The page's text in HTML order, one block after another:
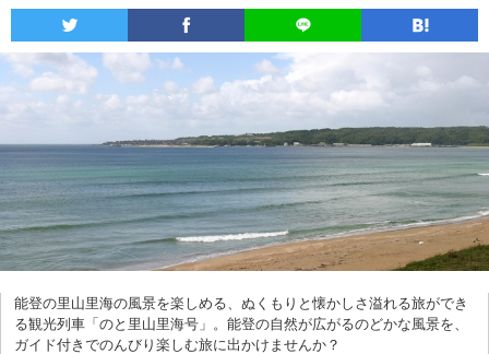
能登の里山里海の風景を楽しめる、ぬくもりと懐かしさ溢れる旅ができ
る観光列車「のと里山里海号」。能登の自然が広がるのどかな風景を、
ガイド付きでのんびり楽しむ旅に出かけませんか？